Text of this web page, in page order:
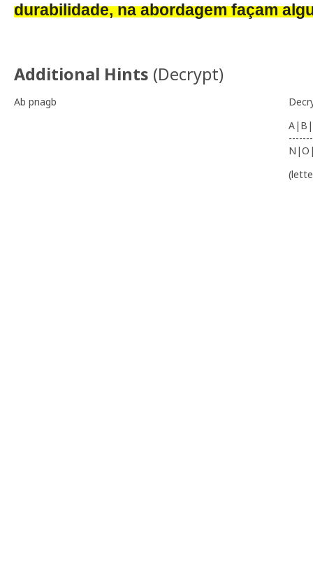
durabilidade, na abordagem façam
Additional Hints (Decrypt)
Ab pnagb